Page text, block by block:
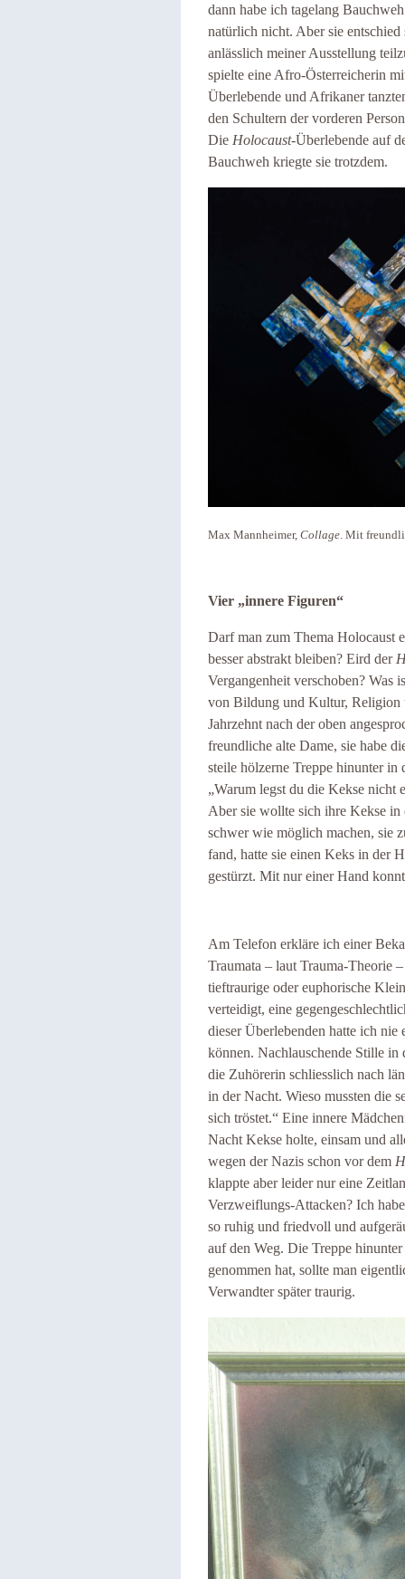
dann habe ich tagelang
natürlich nicht. Aber sie
anlässlich meiner Ausstellung
spielte eine Afro-Österreicherin
Überlebende und Afrikaner
den Schultern der vorderen
Die Holocaust-Überlebende auf
Bauchweh kriegte sie trotzdem.
Max Mannheimer, Collage . Mit
Vier „innere Figuren“
Darf man zum Thema Holocaust
besser abstrakt bleiben? Eird der
Vergangenheit verschoben? Was
von Bildung und Kultur, Religion
Jahrzehnt nach der oben
freundliche alte Dame, sie habe
steile hölzerne Treppe hinunter in
„Warum legst du die Kekse nicht
Aber sie wollte sich ihre Kekse in
schwer wie möglich machen, sie
fand, hatte sie einen Keks in der
gestürzt. Mit nur einer Hand
Am Telefon erkläre ich einer
Traumata – laut Trauma-Theorie
tieftraurige oder euphorische
verteidigt, eine
dieser Überlebenden hatte ich
können. Nachlauschende Stille in
die Zuhörerin schliesslich nach
in der Nacht. Wieso mussten die
sich tröstet.“ Eine innere
Nacht Kekse holte, einsam und
wegen der Nazis schon vor dem
klappte aber leider nur eine
Verzweiflungs-Attacken? Ich
so ruhig und friedvoll und
auf den Weg. Die Treppe
genommen hat, sollte man
Verwandter später traurig.